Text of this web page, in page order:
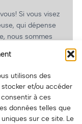
utilisons des
et/ou accéder
à ces
données telles que
sur ce site. Le
Si vous visez
qui dépense
nous sommes
vous, les